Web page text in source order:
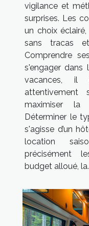
vigilance et
surprises. Les
un choix
sans tracas
Comprendre
s'engager dans
vacances, il
attentivement
maximiser la
Déterminer le
s'agisse d’un
location
précisément
budget alloué,